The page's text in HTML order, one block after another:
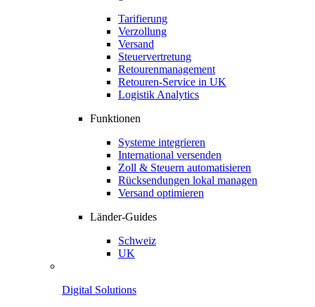
Tarifierung
Verzollung
Versand
Steuervertretung
Retourenmanagement
Retouren-Service in UK
Logistik Analytics
Funktionen
Systeme integrieren
International versenden
Zoll & Steuern automatisieren
Rücksendungen lokal managen
Versand optimieren
Länder-Guides
Schweiz
UK
Digital Solutions